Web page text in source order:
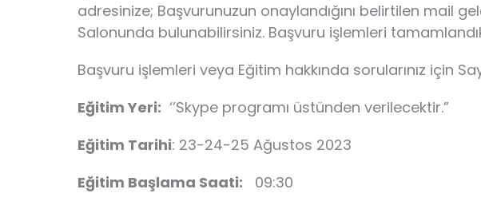
adresinize; Başvurunuzun onaylandığını belirtilen mail
Salonunda bulunabilirsiniz. Başvuru işlemleri
Başvuru işlemleri veya Eğitim hakkında sorularınız için
Eğitim Yeri: ‘’Skype programı üstünden verilecektir.”
Eğitim Tarihi: 23-24-25 Ağustos 2023
Eğitim Başlama Saati: 09:30